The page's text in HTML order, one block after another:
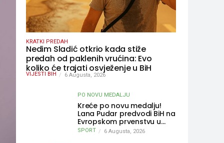
KRATKI PREDAH
Nedim Sladić otkrio kada stiže
predah od paklenih vrućina: Evo
koliko će trajati osvježenje u BiH
VIJESTI BIH 6 Augusta, 2026
PO NOVU MEDALJU
Kreće po novu medalju!
Lana Pudar predvodi BiH na
Evropskom prvenstvu u
Parizu
SPORT 6 Augusta, 2026